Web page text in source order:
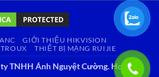
GIỚI THIỆU HIKVISION
THIẾT BỊ MẠNG RUIJIE
TNHH Ánh Nguyệt Cường. Hotline: